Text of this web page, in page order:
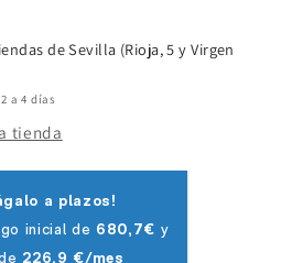
de Sevilla (Rioja, 5 y Virgen
a 4 días
tienda